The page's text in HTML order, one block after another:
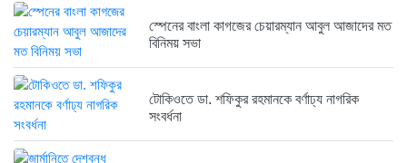
রাজনৈতিক লড়াইয়ে জিততে হলে সাংস্কৃতিক...
১ সপ্তাহ আগে
স্পেনের বাংলা কাগজের চেয়ারম্যান আবুল আজাদের মত
বিনিময় সভা
টোকিওতে ডা. শফিকুর রহমানকে বর্ণাঢ্য নাগরিক
সংবর্ধনা